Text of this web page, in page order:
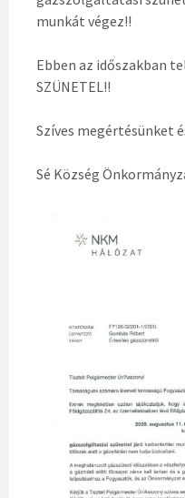
munkát végez!!
Ebben az időszakban
SZÜNETEL!!
Szíves megértésünket
Sé Község